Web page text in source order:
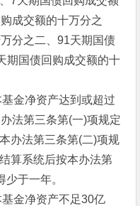
成交额的十万分之
分之二、91天期国债
期国债回购成交额的十
金净资产达到或超过
法第三条第(一)项规定
办法第三条第(二)项规
算系统后按本办法第
于一年。
金净资产不足30亿